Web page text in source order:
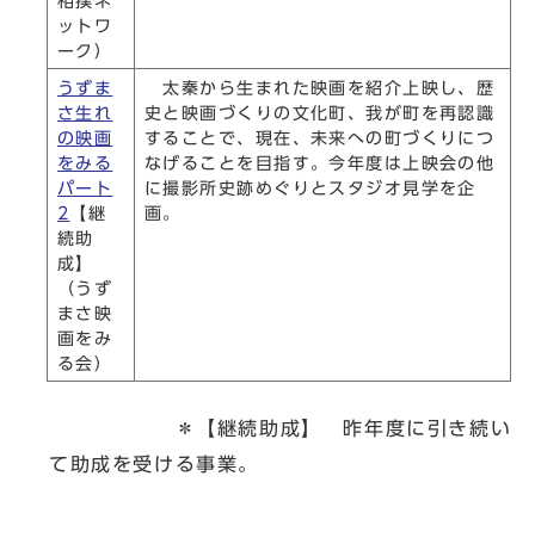
ットワ
ーク）
うずま
さ生れ
の映画
をみる
パート
2
【継
続助
成】
（うず
まさ映
画をみ
る会）
太秦から生まれた映画を紹介上映し、歴
史と映画づくりの文化町、我が町を再認識
することで、現在、未来への町づくりにつ
なげることを目指す。今年度は上映会の他
に撮影所史跡めぐりとスタジオ見学を企
画。
＊【継続助成】 昨年度に引き続い
て助成を受ける事業。